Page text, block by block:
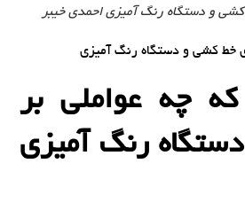
و دستگاه رنگ آمیزی احمدی خیبر
که چه عواملی بر
رنگ آمیزی